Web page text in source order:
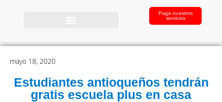
Paga nuestros
servicios
mayo 18, 2020
Estudiantes antioqueños tendrán
gratis escuela plus en casa